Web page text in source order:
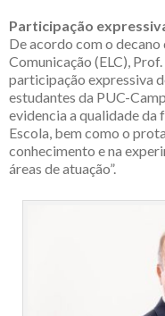
Participação
De acordo com o decano
Comunicação (ELC),
participação expressiva
estudantes da PUC-
evidencia a qualidade da
Escola, bem como o
conhecimento e na
áreas de atuação”.